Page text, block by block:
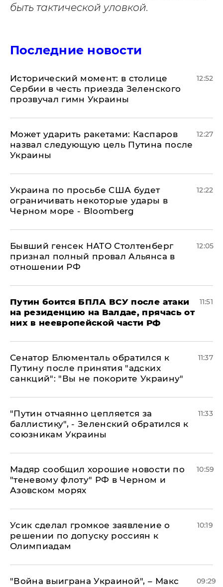
быть тактической уловкой.
Последние новости
Исторический момент: в столице
Сербии в честь приезда Зеленского
прозвучал гимн Украины
12:52
Может ударить ракетами: Каспаров
назвал следующую цель Путина после
Украины
12:27
Украина по просьбе США будет
ограничивать некоторые удары в
Черном море - Bloomberg
12:22
Бывший генсек НАТО Столтенберг
признал полный провал Альянса в
отношении РФ
12:05
Путин боится БПЛА ВСУ после атаки
на резиденцию на Валдае, прячась от
них в неевропейской части РФ
11:51
Сенатор Блюменталь обратился к
Путину после принятия "адских
санкций": "Вы не покорите Украину"
11:37
"Путин отчаянно цепляется за
баллистику", - Зеленский обратился к
союзникам Украины
11:33
Мадяр сообщил хорошие новости по
"теневому флоту" РФ в Черном и
Азовском морях
10:59
Усик сделал громкое заявление о
решении по допуску россиян к
Олимпиадам
10:19
"Война выиграна Украиной", – Макс
09:29